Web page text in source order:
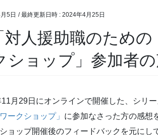
5日 / 最終更新日時 : 2024年4月25日
ショップ」参加者
月29日にオンラインで開催した、シリ
ークショップ」 に参加なさった方の感想
ョップ開催後のフィードバックを元にし